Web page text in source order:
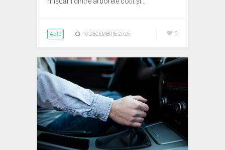
Auto 10 DECEMBRIE 2025 0